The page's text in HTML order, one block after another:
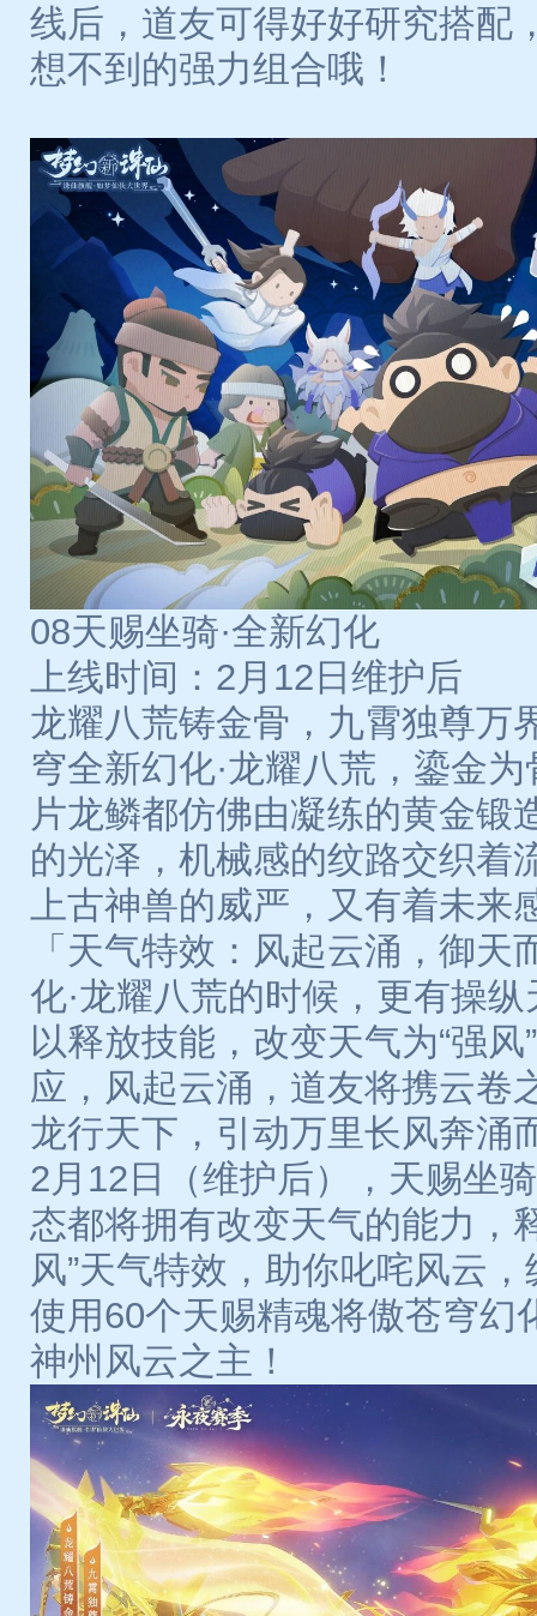
线后，道友可得好好研究搭配
想不到的强力组合哦！
08天赐坐骑·全新幻化
上线时间：2月12日维护后
龙耀八荒铸金骨，九霄独尊万
穹全新幻化·龙耀八荒，鎏金
片龙鳞都仿佛由凝练的黄金锻
的光泽，机械感的纹路交织着
上古神兽的威严，又有着未来
「天气特效：风起云涌，御天
化·龙耀八荒的时候，更有操
以释放技能，改变天气为“强
应，风起云涌，道友将携云卷
龙行天下，引动万里长风奔涌
2月12日（维护后），天赐坐
态都将拥有改变天气的能力，
风”天气特效，助你叱咤风云
使用60个天赐精魂将傲苍穹幻
神州风云之主！